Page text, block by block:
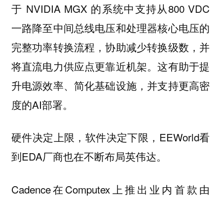
于 NVIDIA MGX 的系统中支持从800 VDC
一路降至中间总线电压和处理器核心电压的
完整功率转换流程，协助减少转换级数，并
将直流电力供应点更靠近机架。这有助于提
升电源效率、简化基础设施，并支持更高密
度的AI部署。
硬件决定上限，软件决定下限，EEWorld看
到EDA厂商也在不断布局英伟达。
Cadence在Computex上推出业内首款由